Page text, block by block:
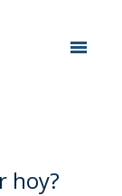
hoy?